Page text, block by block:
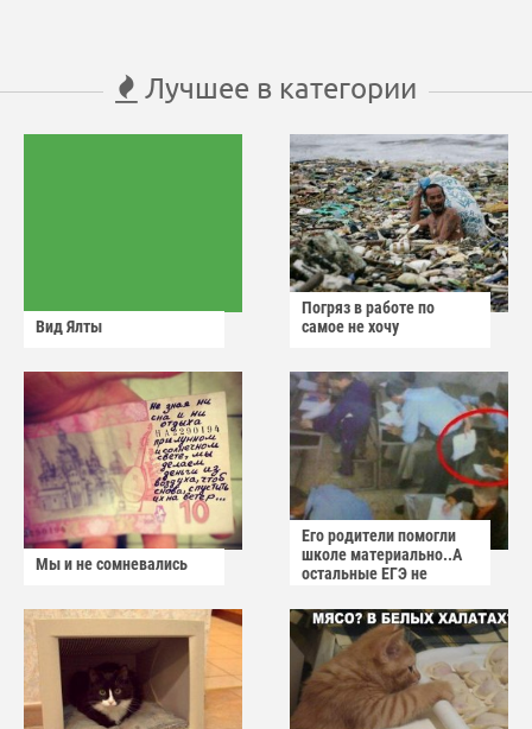
Лучшее в категории
Вид Ялты
Погряз в работе по
самое не хочу
Мы и не сомневались
Его родители помогли
школе материально..А
остальные ЕГЭ не